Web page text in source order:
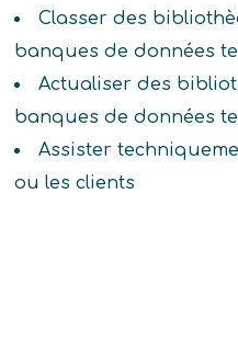
Classer des
banques de données
Actualiser des
banques de données
Assister
ou les clients